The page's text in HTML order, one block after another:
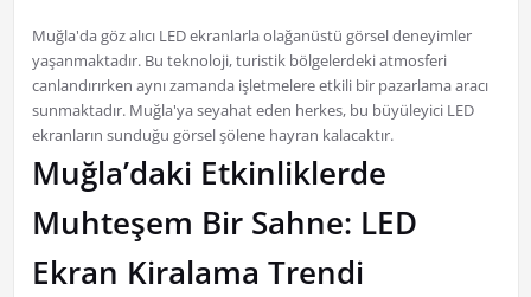
Muğla'da göz alıcı LED ekranlarla olağanüstü görsel deneyimler
yaşanmaktadır. Bu teknoloji, turistik bölgelerdeki atmosferi
canlandırırken aynı zamanda işletmelere etkili bir pazarlama aracı
sunmaktadır. Muğla'ya seyahat eden herkes, bu büyüleyici LED
ekranların sunduğu görsel şölene hayran kalacaktır.
Muğla’daki Etkinliklerde
Muhteşem Bir Sahne: LED
Ekran Kiralama Trendi